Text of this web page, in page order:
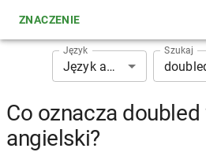
ZNACZENIE
Język
Język angielski
Szukaj
Co oznacza
angielski?